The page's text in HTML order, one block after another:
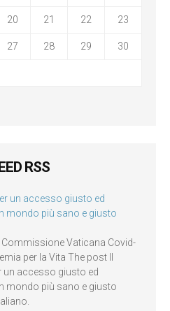
20 21 22 23
27 28 29 30
RSS
un accesso giusto ed
mondo più sano e giusto
Vaticana Covid-
per la Vita The post Il
un accesso giusto ed
mondo più sano e giusto